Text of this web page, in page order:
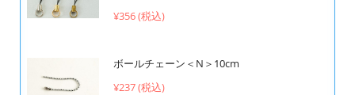
¥356 (税込)
ボールチェーン＜N＞10cm
¥237 (税込)